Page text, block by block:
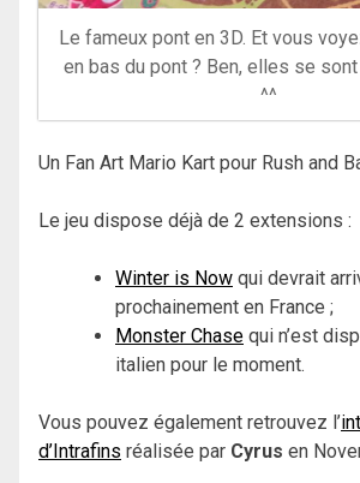
Le fameux pont en 3D. Et vous
en bas du pont ? Ben, elles se
^^
Un Fan Art Mario Kart pour Rush and
Le jeu dispose déjà de 2 extensions :
Winter is Now qui devrait
prochainement en France ;
Monster Chase qui n’est
italien pour le moment.
Vous pouvez également retrouvez l’
d’Intrafins réalisée par Cyrus en